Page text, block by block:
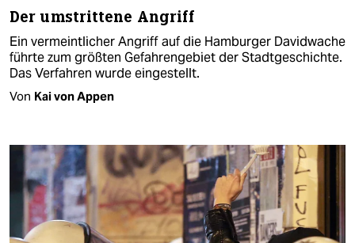
Der umstrittene Angriff
Ein vermeintlicher Angriff auf die Hamburger Davidwache
führte zum größten Gefahrengebiet der Stadtgeschichte.
Das Verfahren wurde eingestellt.
Von Kai von Appen